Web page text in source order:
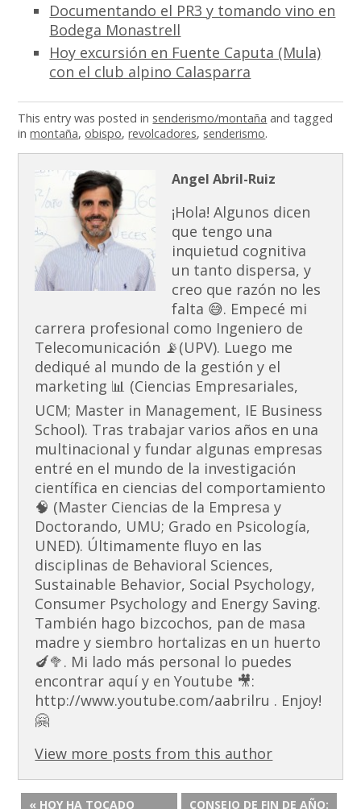
Documentando el PR3 y tomando vino en
Bodega Monastrell
Hoy excursión en Fuente Caputa (Mula)
con el club alpino Calasparra
This entry was posted in senderismo/montaña and tagged
inmontaña,obispo,revolcadores, senderismo.
Angel Abril-Ruiz
¡Hola! Algunos dicen
que tengo una
inquietud cognitiva
un tanto dispersa, y
creo que razón no les
falta 😅. Empecé mi
carrera profesional como Ingeniero de
Telecomunicación 📡(UPV). Luego me
dediqué al mundo de la gestión y el
marketing 📊 (Ciencias Empresariales,
UCM; Master in Management, IE Business
School). Tras trabajar varios años en una
multinacional y fundar algunas empresas
entré en el mundo de la investigación
científica en ciencias del comportamiento
🧠 (Master Ciencias de la Empresa y
Doctorando, UMU; Grado en Psicología,
UNED). Últimamente fluyo en las
disciplinas de Behavioral Sciences,
Sustainable Behavior, Social Psychology,
Consumer Psychology and Energy Saving.
También hago bizcochos, pan de masa
madre y siembro hortalizas en un huerto
🍆🥦. Mi lado más personal lo puedes
encontrar aquí y en Youtube 🎥:
http://www.youtube.com/aabrilru . Enjoy!
🤗
View more posts from this author
« HOY HA TOCADO CONSEJO DE FIN DE AÑO: